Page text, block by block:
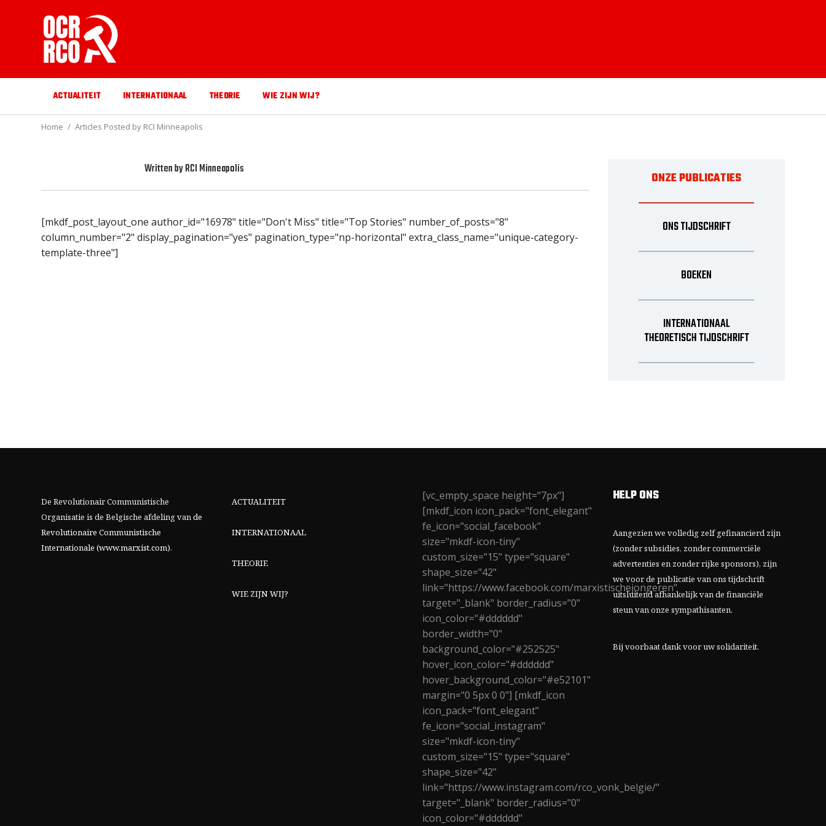
ACTUALITEIT INTERNATIONAAL THEORIE WIE ZIJN WIJ?
Home Articles Posted by RCI Minneapolis
Written byRCI Minneapolis
[mkdf_post_layout_one author_id="16978" title="Don't Miss" title="Top Stories" number_of_posts="8"
column_number="2" display_pagination="yes" pagination_type="np-horizontal" extra_class_name="unique-category-
template-three"]
ONZE PUBLICATIES
ONS TIJDSCHRIFT
BOEKEN
INTERNATIONAAL
THEORETISCH TIJDSCHRIFT
De Revolutionair Communistische
Organisatie is de Belgische afdeling vande
Revolutionaire Communistische
Internationale (www.marxist.com).
ACTUALITEIT
INTERNATIONAAL
THEORIE
WIE ZIJN WIJ?
[vc_empty_space height="7px"]
[mkdf_icon icon_pack="font_elegant"
fe_icon="social_facebook"
size="mkdf-icon-tiny"
custom_size="15" type="square"
shape_size="42"
link="https://www.facebook.com/marxistischejongeren"
target="_blank" border_radius="0"
icon_color="#dddddd"
border_width="0"
background_color="#252525"
hover_icon_color="#dddddd"
hover_background_color="#e52101"
margin="0 5px 0 0"] [mkdf_icon
icon_pack="font_elegant"
fe_icon="social_instagram"
size="mkdf-icon-tiny"
custom_size="15" type="square"
shape_size="42"
link="https://www.instagram.com/rco_vonk_belgie/"
target="_blank" border_radius="0"
icon_color="#dddddd"
HELP ONS
Aangezien we volledig zelf gefinancierd zijn
(zonder subsidies, zonder commerciële
advertenties en zonder rijke sponsors), zijn
we voor de publicatie van ons tijdschrift
uitsluitend afhankelijk van de financiële
steun van onze sympathisanten.
Bij voorbaat dank voor uw solidariteit.